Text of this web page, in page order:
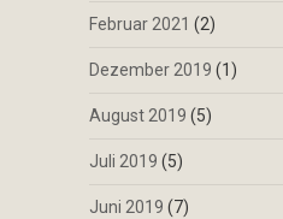
Februar 2021 (2)
Dezember 2019 (1)
August 2019 (5)
Juli 2019 (5)
Juni 2019 (7)